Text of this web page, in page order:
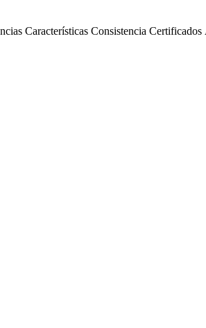
Características Consistencia Certificados